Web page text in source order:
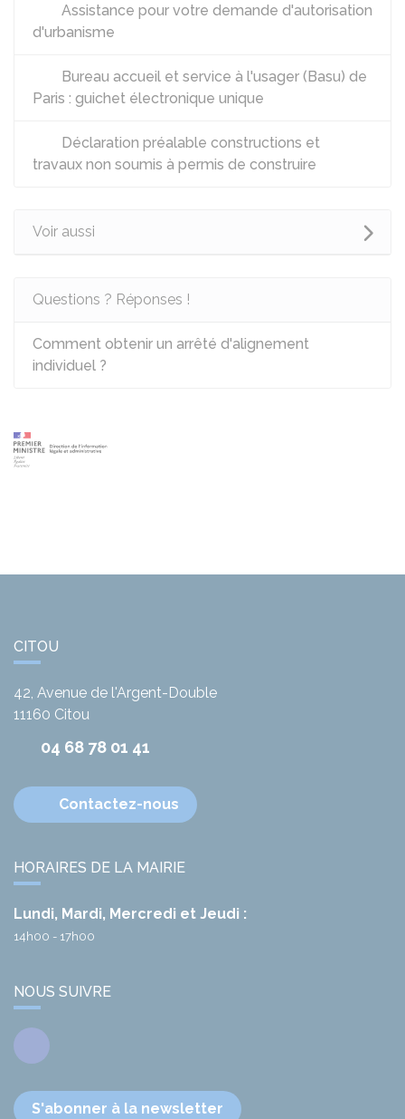
Assistance pour votre demande d'autorisation
d'urbanisme
Bureau accueil et service à l'usager (Basu) de
Paris : guichet électronique unique
Déclaration préalable constructions et
travaux non soumis à permis de construire
Voir aussi
Questions ? Réponses !
Comment obtenir un arrêté d'alignement
individuel ?
CITOU
42, Avenue de l'Argent-Double
11160 Citou
04 68 78 01 41
Contactez-nous
HORAIRES DE LA MAIRIE
Lundi, Mardi, Mercredi et Jeudi :
14h00 - 17h00
NOUS SUIVRE
Facebook
S'abonner à la newsletter